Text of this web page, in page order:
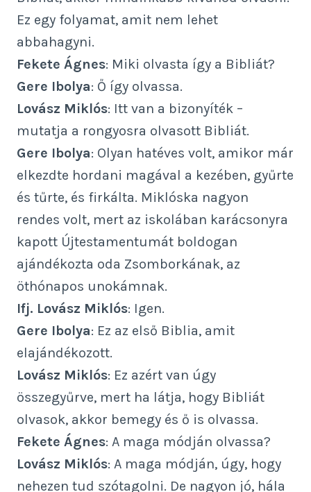
Ez egy folyamat, amit nem lehet
abbahagyni.
Fekete Ágnes: Miki olvasta így a Bibliát?
Gere Ibolya: Ő így olvassa.
Lovász Miklós: Itt van a bizonyíték –
mutatja a rongyosra olvasott Bibliát.
Gere Ibolya: Olyan hatéves volt, amikor már
elkezdte hordani magával a kezében, gyűrte
és tűrte, és firkálta. Miklóska nagyon
rendes volt, mert az iskolában karácsonyra
kapott Újtestamentumát boldogan
ajándékozta oda Zsomborkának, az
öthónapos unokámnak.
Ifj. Lovász Miklós: Igen.
Gere Ibolya: Ez az első Biblia, amit
elajándékozott.
Lovász Miklós: Ez azért van úgy
összegyűrve, mert ha látja, hogy Bibliát
olvasok, akkor bemegy és ő is olvassa.
Fekete Ágnes: A maga módján olvassa?
Lovász Miklós: A maga módján, úgy, hogy
nehezen tud szótagolni. De nagyon jó, hála